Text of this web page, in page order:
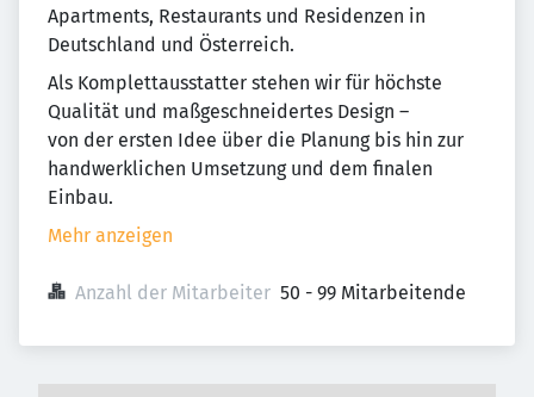
Apartments, Restaurants und Residenzen in
Deutschland und Österreich.
Als Komplettausstatter stehen wir für höchste
Qualität und maßgeschneidertes Design –
von der ersten Idee über die Planung bis hin zur
handwerklichen Umsetzung und dem finalen
Einbau.
Mehr anzeigen
Anzahl der Mitarbeiter 50 - 99 Mitarbeitende